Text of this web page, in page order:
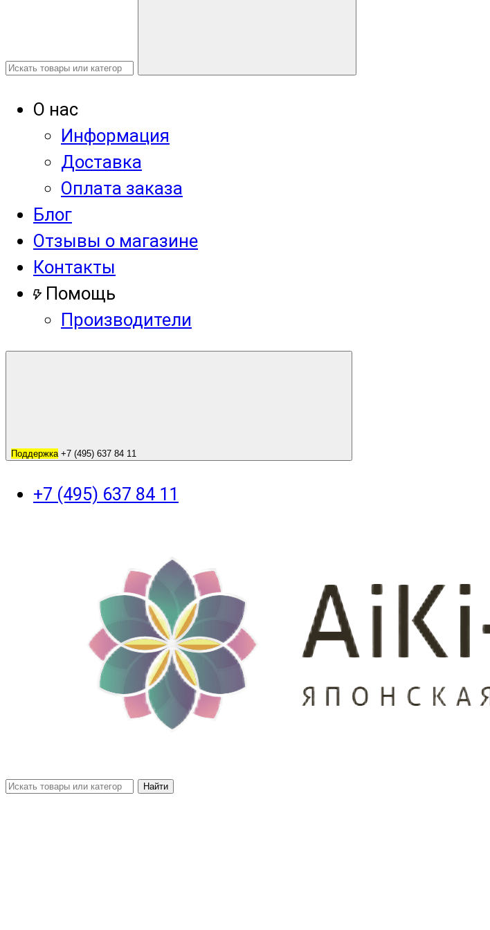
О нас
Информация
Доставка
Оплата заказа
Блог
Отзывы о магазине
Контакты
Помощь
Производители
Поддержка +7 (495) 637 84 11
+7 (495) 637 84 11
Найти